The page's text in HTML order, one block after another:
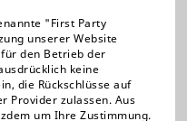
"First Party
unserer Website
den Betrieb der
keine
die Rückschlüsse auf
Provider zulassen. Aus
um Ihre Zustimmung.